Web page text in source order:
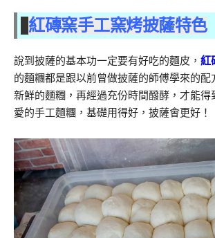
紅磚窯手工窯烤披薩特色
說到披薩的基本功一定要有好吃的麵皮， 紅
的麵糰都是跟以前曾做披薩的師傅學來的配
新鮮的麵糰，再經過充份時間醱酵，才能得
愛的手工麵糰，基礎用得好，披薩會更好！